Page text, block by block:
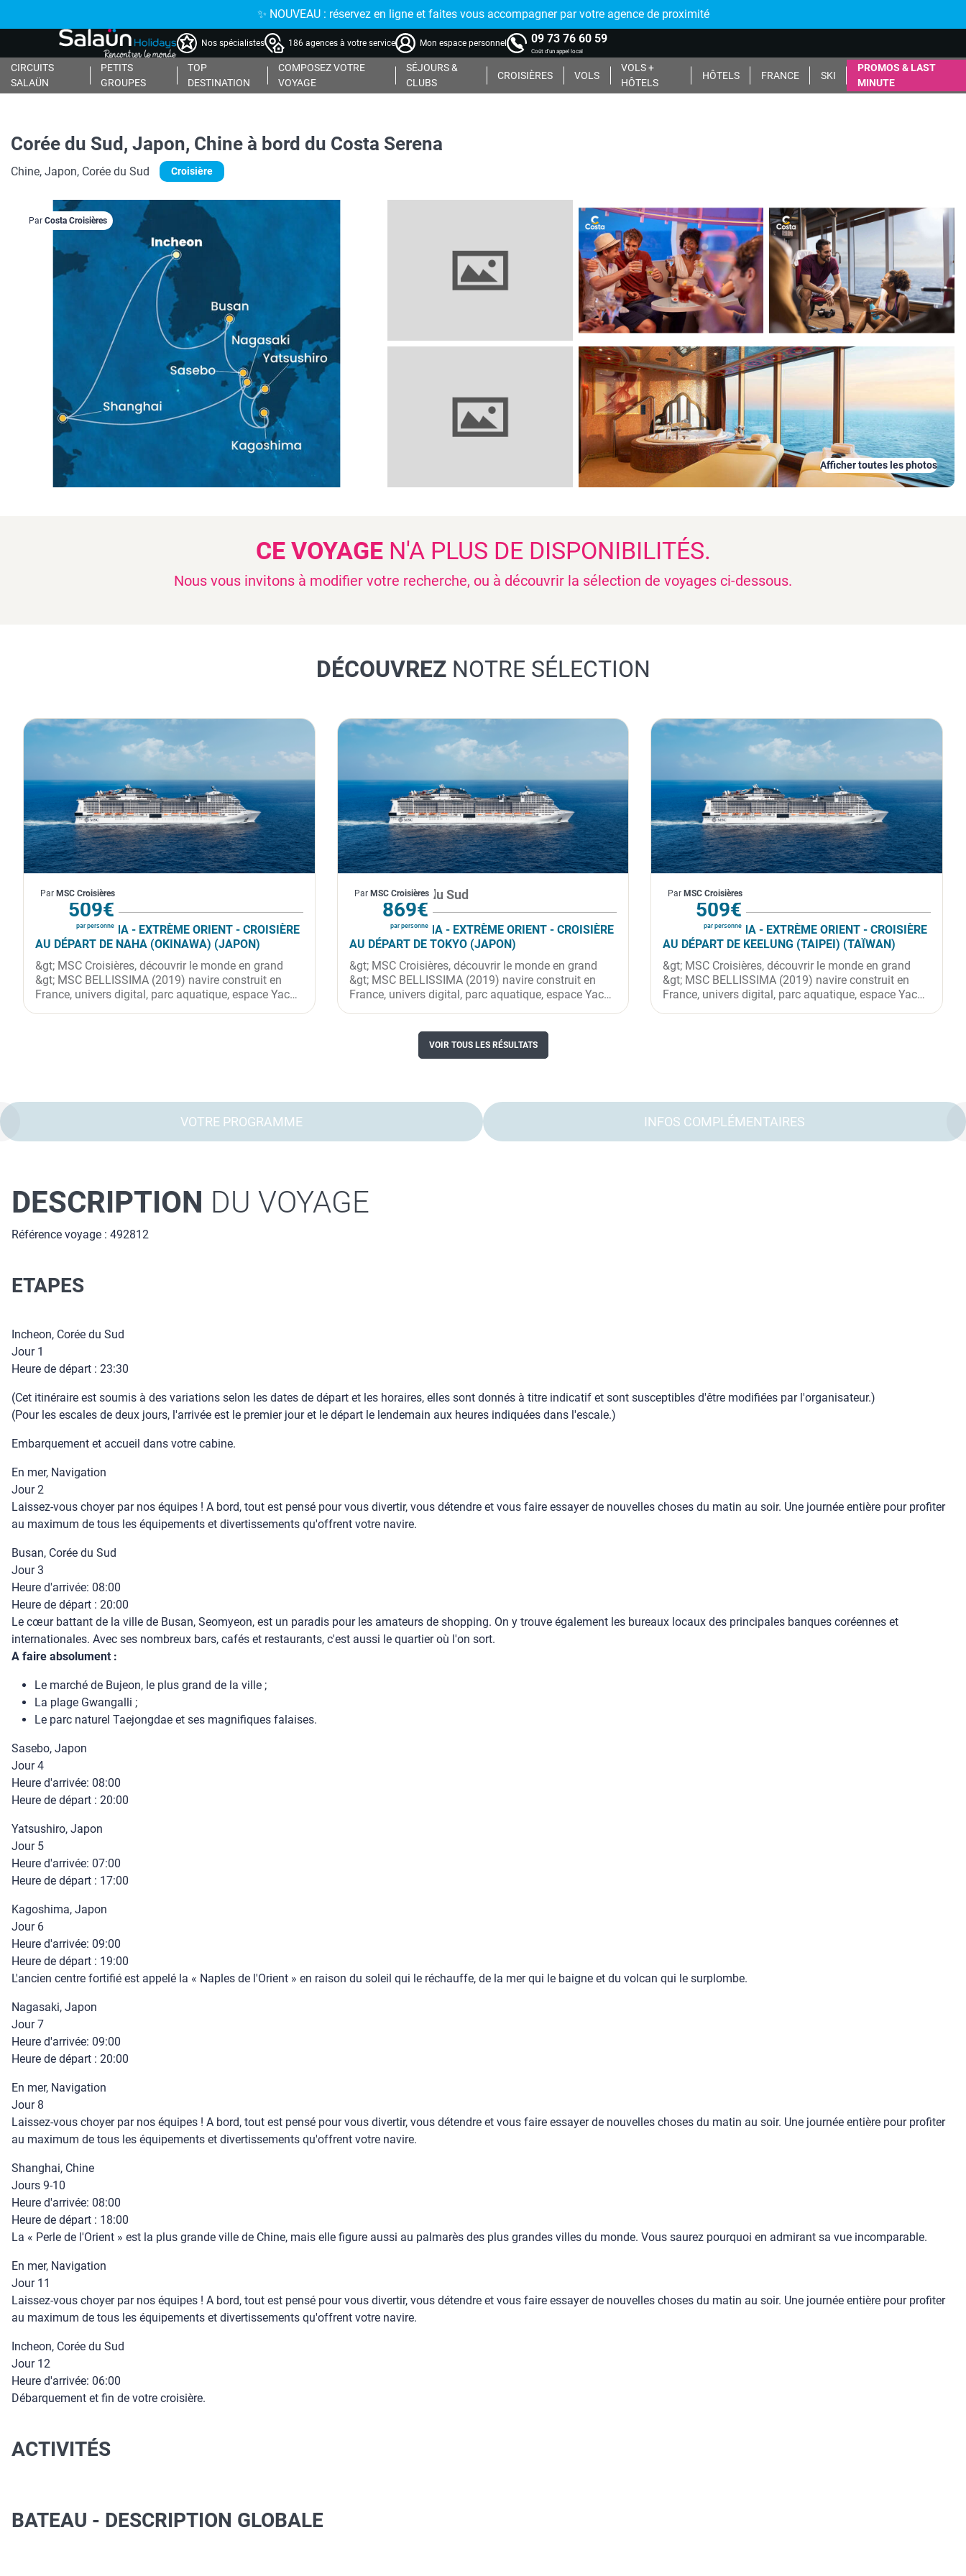
✨ NOUVEAU : réservez en ligne et faites vous accompagner par votre agence de proximité
Nos spécialistes 186 agences à votre service Mon espace personnel 09 73 76 60 59
Coût d'un appel local
CIRCUITS
SALAÜN
PETITS
GROUPES
TOP
DESTINATION
COMPOSEZ VOTRE
VOYAGE
SÉJOURS &
CLUBS
CROISIÈRES VOLS
VOLS +
HÔTELS
HÔTELS FRANCE SKI
PROMOS & LAST
MINUTE
Corée du Sud, Japon, Chine à bord du Costa Serena
Chine, Japon, Corée du Sud Croisière
Afficher toutes les photos
Par Costa Croisières
CE VOYAGEN'A PLUS DE DISPONIBILITÉS.
Nous vous invitons à modifier votre recherche, ou à découvrir la sélection de voyages ci-dessous.
DÉCOUVREZNOTRE SÉLECTION
À partir de
509€
par personne
Par MSC Croisières
Japon, Taïwan
MSC BELLISSIMA - EXTRÈME ORIENT - CROISIÈRE
AU DÉPART DE NAHA (OKINAWA) (JAPON)
&gt; MSC Croisières, découvrir le monde en grand
&gt; MSC BELLISSIMA (2019) navire construit en
France, univers digital, parc aquatique, espace Yacht
À partir de
869€
par personne
Par MSC Croisières
Japon, Corée du Sud
MSC BELLISSIMA - EXTRÈME ORIENT - CROISIÈRE
AU DÉPART DE TOKYO (JAPON)
&gt; MSC Croisières, découvrir le monde en grand
&gt; MSC BELLISSIMA (2019) navire construit en
France, univers digital, parc aquatique, espace Yacht
À partir de
509€
par personne
Par MSC Croisières
Japon, Taïwan
MSC BELLISSIMA - EXTRÈME ORIENT - CROISIÈRE
AU DÉPART DE KEELUNG (TAIPEI) (TAÏWAN)
&gt; MSC Croisières, découvrir le monde en grand
&gt; MSC BELLISSIMA (2019) navire construit en
France, univers digital, parc aquatique, espace Yacht
VOIR TOUS LES RÉSULTATS
VOTRE PROGRAMME INFOS COMPLÉMENTAIRES
DESCRIPTION DU VOYAGE
Référence voyage : 492812
ETAPES
Incheon, Corée du Sud
Jour 1
Heure de départ : 23:30
(Cet itinéraire est soumis à des variations selon les dates de départ et les horaires, elles sont donnés à titre indicatif et sont susceptibles d'être modifiées par l'organisateur.)
(Pour les escales de deux jours, l'arrivée est le premier jour et le départ le lendemain aux heures indiquées dans l'escale.)
Embarquement et accueil dans votre cabine.
En mer, Navigation
Jour 2
Laissez-vous choyer par nos équipes ! A bord, tout est pensé pour vous divertir, vous détendre et vous faire essayer de nouvelles choses du matin au soir. Une journée entière pour profiter
au maximum de tous les équipements et divertissements qu'offrent votre navire.
Busan, Corée du Sud
Jour 3
Heure d'arrivée: 08:00
Heure de départ : 20:00
Le cœur battant de la ville de Busan, Seomyeon, est un paradis pour les amateurs de shopping. On y trouve également les bureaux locaux des principales banques coréennes et
internationales. Avec ses nombreux bars, cafés et restaurants, c'est aussi le quartier où l'on sort.
A faire absolument :
Le marché de Bujeon, le plus grand de la ville ;
La plage Gwangalli ;
Le parc naturel Taejongdae et ses magnifiques falaises.
Sasebo, Japon
Jour 4
Heure d'arrivée: 08:00
Heure de départ : 20:00
Yatsushiro, Japon
Jour 5
Heure d'arrivée: 07:00
Heure de départ : 17:00
Kagoshima, Japon
Jour 6
Heure d'arrivée: 09:00
Heure de départ : 19:00
L'ancien centre fortifié est appelé la « Naples de l'Orient » en raison du soleil qui le réchauffe, de la mer qui le baigne et du volcan qui le surplombe.
Nagasaki, Japon
Jour 7
Heure d'arrivée: 09:00
Heure de départ : 20:00
En mer, Navigation
Jour 8
Laissez-vous choyer par nos équipes ! A bord, tout est pensé pour vous divertir, vous détendre et vous faire essayer de nouvelles choses du matin au soir. Une journée entière pour profiter
au maximum de tous les équipements et divertissements qu'offrent votre navire.
Shanghai, Chine
Jours 9-10
Heure d'arrivée: 08:00
Heure de départ : 18:00
La « Perle de l'Orient » est la plus grande ville de Chine, mais elle figure aussi au palmarès des plus grandes villes du monde. Vous saurez pourquoi en admirant sa vue incomparable.
En mer, Navigation
Jour 11
Laissez-vous choyer par nos équipes ! A bord, tout est pensé pour vous divertir, vous détendre et vous faire essayer de nouvelles choses du matin au soir. Une journée entière pour profiter
au maximum de tous les équipements et divertissements qu'offrent votre navire.
Incheon, Corée du Sud
Jour 12
Heure d'arrivée: 06:00
Débarquement et fin de votre croisière.
ACTIVITÉS
BATEAU - DESCRIPTION GLOBALE